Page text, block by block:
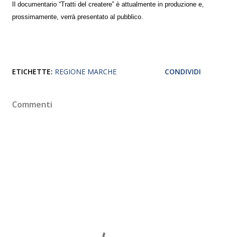
Il documentario “Tratti del createre” è attualmente in produzione e,
prossimamente, verrà presentato al pubblico.
ETICHETTE: REGIONE MARCHE CONDIVIDI
Commenti